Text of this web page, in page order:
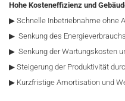
Hohe Kosteneffizienz und
▶ Schnelle Inbetriebnahme ohne
▶ Senkung des
▶ Senkung der Wartungskosten
▶ Steigerung der Produktivität
▶ Kurzfristige Amortisation und